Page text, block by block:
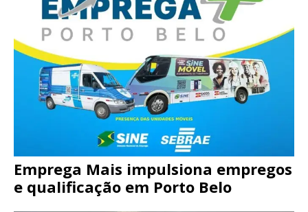
Emprega Mais impulsiona empregos
e qualificação em Porto Belo